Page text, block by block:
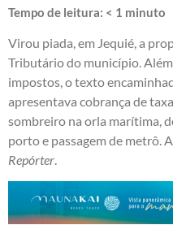
Tempo de leitura: < 1 minuto
Virou piada, em Jequié, a
Tributário do município.
impostos, o texto
apresentava cobrança de
sombreiro na orla marítima,
porto e passagem de metrô.
Repórter.